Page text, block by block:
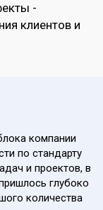
-
клиентов и
компании
по стандарту
и проектов, в
глубоко
количества